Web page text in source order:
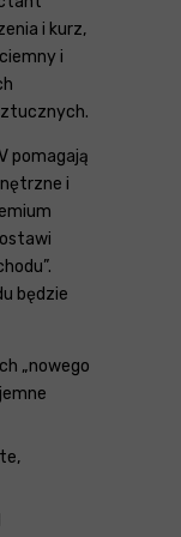
i kurz,
i
pomagają
i
będzie
„nowego